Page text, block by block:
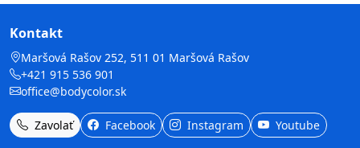
Kontakt
Maršová Rašov 252, 511 01 Maršová Rašov
+421 915 536 901
office@bodycolor.sk
Zavolať Facebook Instagram Youtube